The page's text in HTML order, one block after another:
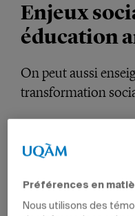
Enjeux
éducation
On peut aussi
transformation
Préférences en
Nous utilisons des